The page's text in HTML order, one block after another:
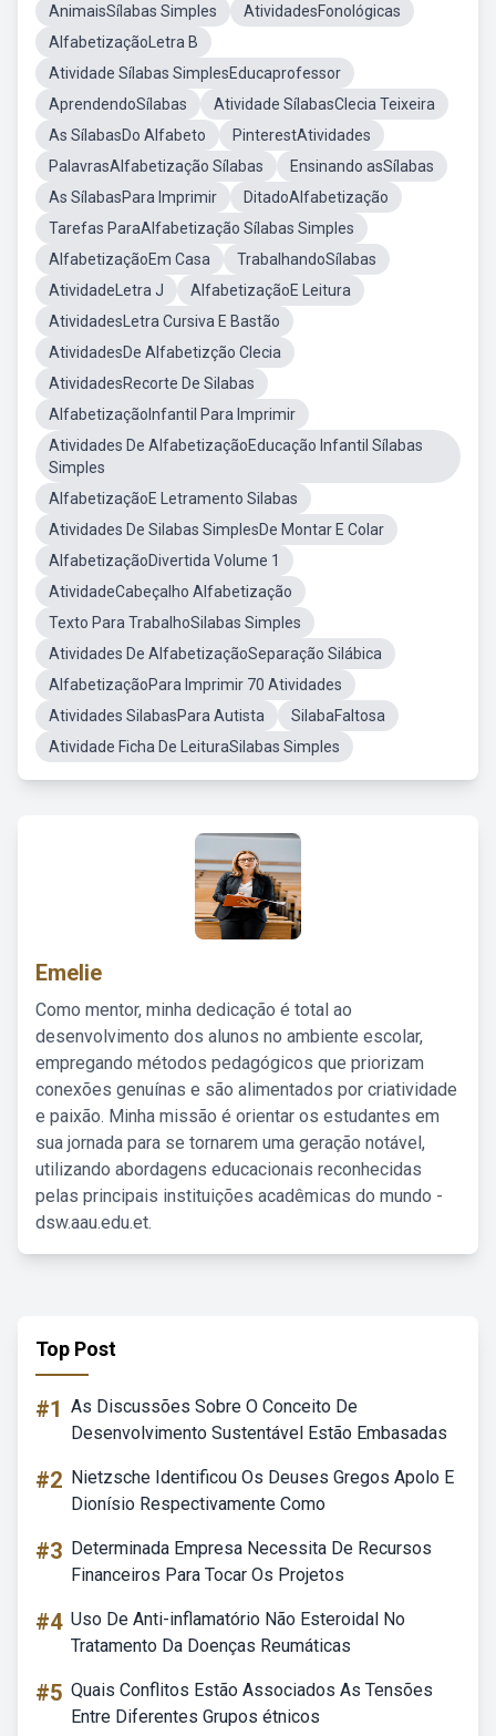
AnimaisSílabas Simples
AtividadesFonológicas
AlfabetizaçãoLetra B
Atividade Sílabas SimplesEducaprofessor
AprendendoSílabas
Atividade SílabasClecia Teixeira
As SílabasDo Alfabeto
PinterestAtividades
PalavrasAlfabetização Sílabas
Ensinando asSílabas
As SílabasPara Imprimir
DitadoAlfabetização
Tarefas ParaAlfabetização Sílabas Simples
AlfabetizaçãoEm Casa
TrabalhandoSílabas
AtividadeLetra J
AlfabetizaçãoE Leitura
AtividadesLetra Cursiva E Bastão
AtividadesDe Alfabetizção Clecia
AtividadesRecorte De Silabas
AlfabetizaçãoInfantil Para Imprimir
Atividades De AlfabetizaçãoEducação Infantil Sílabas
Simples
AlfabetizaçãoE Letramento Silabas
Atividades De Silabas SimplesDe Montar E Colar
AlfabetizaçãoDivertida Volume 1
AtividadeCabeçalho Alfabetização
Texto Para TrabalhoSilabas Simples
Atividades De AlfabetizaçãoSeparação Silábica
AlfabetizaçãoPara Imprimir 70 Atividades
Atividades SilabasPara Autista
SilabaFaltosa
Atividade Ficha De LeituraSilabas Simples
Emelie
Como mentor, minha dedicação é total ao
desenvolvimento dos alunos no ambiente escolar,
empregando métodos pedagógicos que priorizam
conexões genuínas e são alimentados por criatividade
e paixão. Minha missão é orientar os estudantes em
sua jornada para se tornarem uma geração notável,
utilizando abordagens educacionais reconhecidas
pelas principais instituições acadêmicas do mundo -
dsw.aau.edu.et.
Top Post
#1 As Discussões Sobre O Conceito De
Desenvolvimento Sustentável Estão Embasadas
#2 Nietzsche Identificou Os Deuses Gregos Apolo E
Dionísio Respectivamente Como
#3 Determinada Empresa Necessita De Recursos
Financeiros Para Tocar Os Projetos
#4 Uso De Anti-inflamatório Não Esteroidal No
Tratamento Da Doenças Reumáticas
#5 Quais Conflitos Estão Associados As Tensões
Entre Diferentes Grupos étnicos